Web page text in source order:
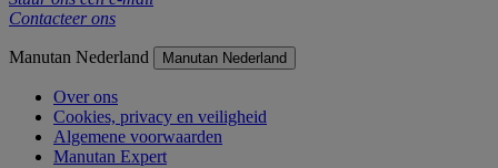
Contacteer ons
Manutan Nederland Manutan Nederland
Over ons
Cookies, privacy en veiligheid
Algemene voorwaarden
Manutan Expert